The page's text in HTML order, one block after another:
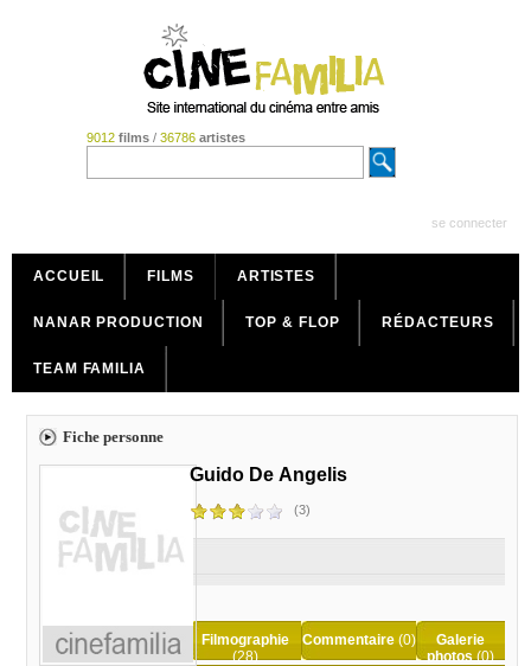
9012 films/ 36786 artistes
se connecter
ACCUEIL FILMS ARTISTES
NANAR PRODUCTION TOP & FLOP RÉDACTEURS
TEAM FAMILIA
Fiche personne
Guido De Angelis
(3)
Filmographie
(28)
Commentaire(0)
Galerie
photos(0)